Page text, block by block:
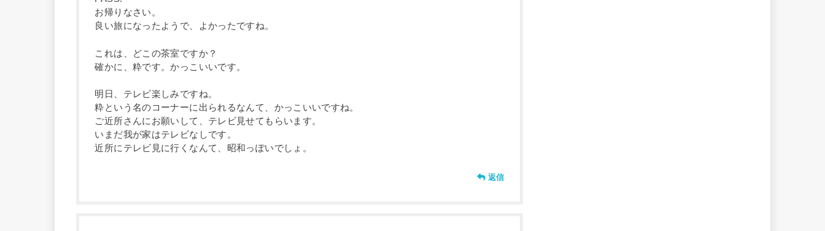
お帰りなさい。
良い旅になったようで、よかったですね。
これは、どこの茶室ですか？
確かに、粋です。かっこいいです。
明日、テレビ楽しみですね。
粋という名のコーナーに出られるなんて、かっこいいですね。
ご近所さんにお願いして、テレビ見せてもらいます。
いまだ我が家はテレビなしです。
近所にテレビ見に行くなんて、昭和っぽいでしょ。
返信